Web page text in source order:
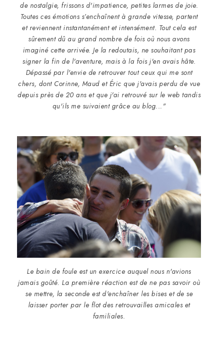
de nostalgie, frissons d'impatience, petites larmes de joie.
Toutes ces émotions s’enchaînent à grande vitesse, partent
et reviennent instantanément et intensément. Tout cela est
sûrement dû au grand nombre de fois où nous avons
imaginé cette arrivée. Je la redoutais, ne souhaitant pas
signer la fin de l'aventure, mais à la fois j'en avais hâte.
Dépassé par l'envie de retrouver tout ceux qui me sont
chers, dont Corinne, Maud et Éric que j'avais perdu de vue
depuis près de 20 ans et que j'ai retrouvé sur le web tandis
qu'ils me suivaient grâce au blog..."
Le bain de foule est un exercice auquel nous n'avions
jamais goûté. La première réaction est de ne pas savoir où
se mettre, la seconde est d'enchaîner les bises et de se
laisser porter par le flot des retrouvailles amicales et
familiales.